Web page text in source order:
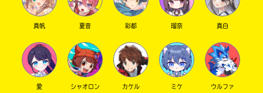
SNSでシェアする
真帆 夏音 彩都 瑠奈 真白
愛 シャオロン カケル ミケ ウルファ